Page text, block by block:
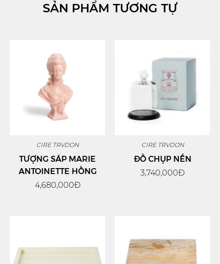
SẢN PHẨM TƯƠNG TỰ
CIRE TRVDON
TƯỢNG SÁP MARIE
ANTOINETTE HỒNG
4,680,000Đ
CIRE TRVDON
ĐỒ CHỤP NẾN
3,740,000Đ